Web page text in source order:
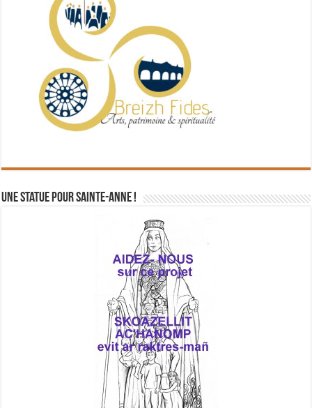
Une statue pour Sainte-Anne !